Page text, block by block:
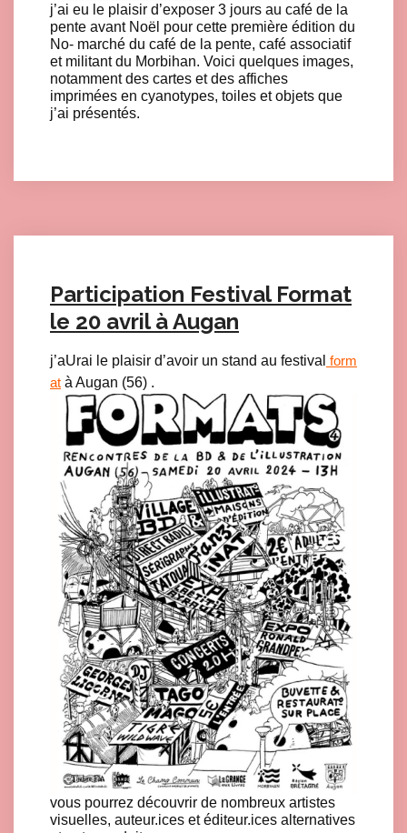
j’ai eu le plaisir d’exposer 3 jours au café de la
pente avant Noël pour cette première édition du
No- marché du café de la pente, café associatif
et militant du Morbihan. Voici quelques images,
notamment des cartes et des affiches
imprimées en cyanotypes, toiles et objets que
j’ai présentés.
Participation Festival Format
le 20 avril à Augan
j’aUrai le plaisir d’avoir un stand au festival form
at à Augan (56) .
vous pourrez découvrir de nombreux artistes
visuelles, auteur.ices et éditeur.ices alternatives